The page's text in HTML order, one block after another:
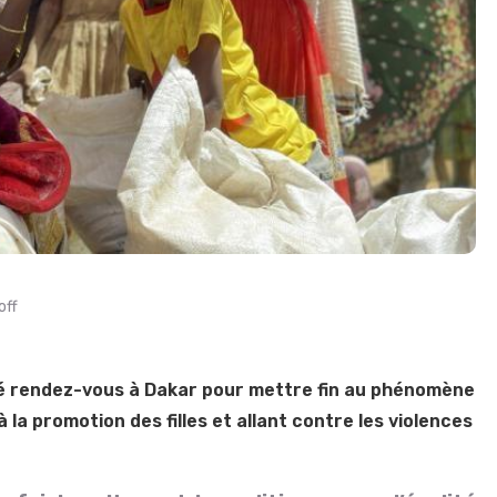
rendez-vous à Dakar pour mettre fin au phénomène
promotion des filles et allant contre les violences